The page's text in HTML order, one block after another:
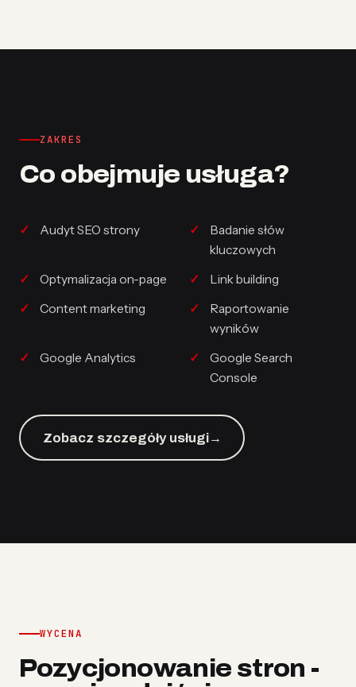
ZAKRES
Co obejmuje usługa?
Audyt SEO strony
Badanie słów
kluczowych
Optymalizacja on-page
Link building
Content marketing
Raportowanie
wyników
Google Analytics
Google Search
Console
Zobacz szczegóły usługi→
WYCENA
Pozycjonowanie stron -